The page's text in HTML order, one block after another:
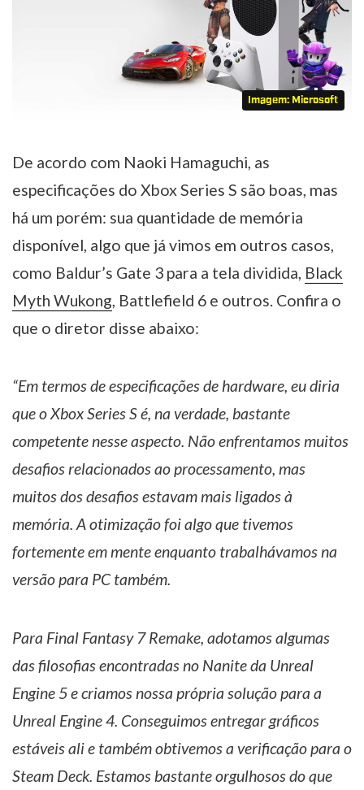
Imagem: Microsoft
De acordo com Naoki Hamaguchi, as
especificações do Xbox Series S são boas, mas
há um porém: sua quantidade de memória
disponível, algo que já vimos em outros casos,
como Baldur’s Gate 3 para a tela dividida, Black
Myth Wukong, Battlefield 6 e outros. Confira o
que o diretor disse abaixo:
“Em termos de especificações de hardware, eu diria
que o Xbox Series S é, na verdade, bastante
competente nesse aspecto. Não enfrentamos muitos
desafios relacionados ao processamento, mas
muitos dos desafios estavam mais ligados à
memória. A otimização foi algo que tivemos
fortemente em mente enquanto trabalhávamos na
versão para PC também.
Para Final Fantasy 7 Remake, adotamos algumas
das filosofias encontradas no Nanite da Unreal
Engine 5 e criamos nossa própria solução para a
Unreal Engine 4. Conseguimos entregar gráficos
estáveis ali e também obtivemos a verificação para o
Steam Deck. Estamos bastante orgulhosos do que